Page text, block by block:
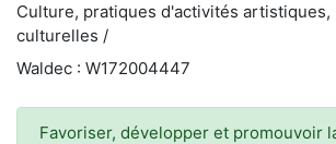
Culture, pratiques d'activités artistiques,
culturelles /
Waldec : W172004447
Favoriser, développer et promouvoir